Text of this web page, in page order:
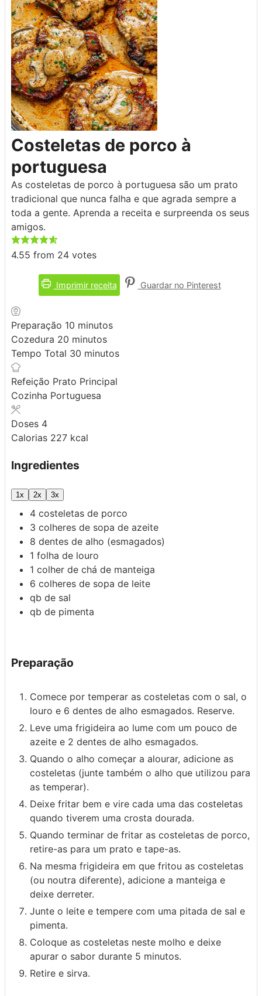
Costeletas de porco à
portuguesa
As costeletas de porco à portuguesa são um prato
tradicional que nunca falha e que agrada sempre a
toda a gente. Aprenda a receita e surpreenda os seus
amigos.
4.55 from 24 votes
Imprimir receita Guardar no Pinterest
Preparação 10 minutos
minutos
Cozedura 20 minutos
minutos
Tempo Total 30 minutos
minutos
Refeição Prato Principal
Cozinha Portuguesa
Doses 4
Calorias 227 kcal
Ingredientes
1x 2x 3x
4 costeletas de porco
3 colheres de sopa de azeite
8 dentes de alho (esmagados)
1 folha de louro
1 colher de chá de manteiga
6 colheres de sopa de leite
qb de sal
qb de pimenta
Preparação
Comece por temperar as costeletas com o sal, o
louro e 6 dentes de alho esmagados. Reserve.
Leve uma frigideira ao lume com um pouco de
azeite e 2 dentes de alho esmagados.
Quando o alho começar a alourar, adicione as
costeletas (junte também o alho que utilizou para
as temperar).
Deixe fritar bem e vire cada uma das costeletas
quando tiverem uma crosta dourada.
Quando terminar de fritar as costeletas de porco,
retire-as para um prato e tape-as.
Na mesma frigideira em que fritou as costeletas
(ou noutra diferente), adicione a manteiga e
deixe derreter.
Junte o leite e tempere com uma pitada de sal e
pimenta.
Coloque as costeletas neste molho e deixe
apurar o sabor durante 5 minutos.
Retire e sirva.